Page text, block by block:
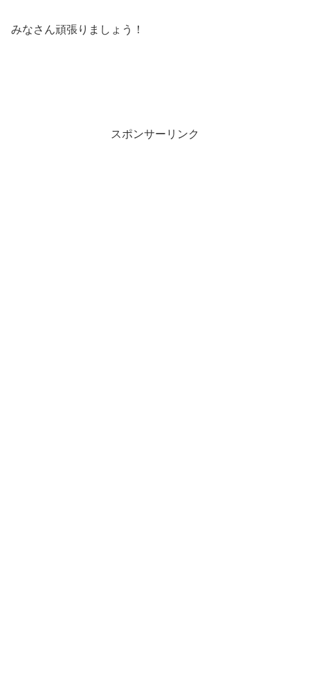
みなさん頑張りましょう！
スポンサーリンク